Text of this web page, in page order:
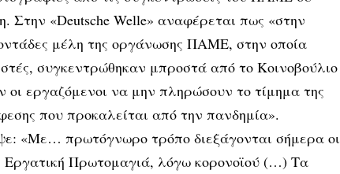
Στην «Deutsche Welle» αναφέρεται πως «στην
μέλη της οργάνωσης ΠΑΜΕ, στην οποία
συγκεντρώθηκαν μπροστά από το Κοινοβούλιο
εργαζόμενοι να μην πληρώσουν το τίμημα της
που προκαλείται από την πανδημία».
«Με… πρωτόγνωρο τρόπο διεξάγονται σήμερα οι
Εργατική Πρωτομαγιά, λόγω κορονοϊού (…) Τα